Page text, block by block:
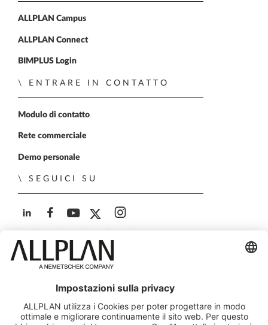
ALLPLAN Campus
ALLPLAN Connect
BIMPLUS Login
ENTRARE IN CONTATTO
Modulo di contatto
Rete commerciale
Demo personale
SEGUICI SU
ALLPLAN su LinkedIn
ALLPLAN su Facebook
ALLPLAN su YouTube
ALLPLAN su Twitter
Italia - Capitale Soc. € 650.000,00 i.v. - Iscr. Registro
Imprese Trento - C.F. e P.IVA 00671060226